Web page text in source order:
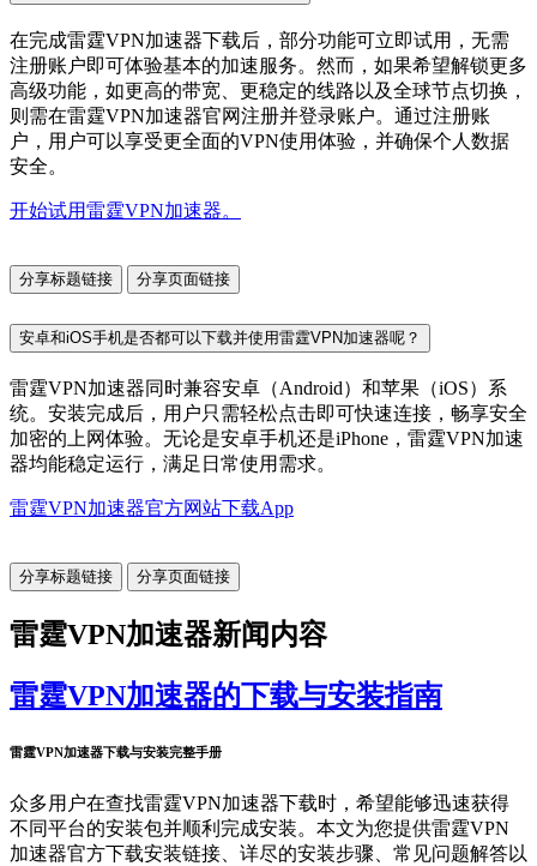
在完成雷霆VPN加速器下载后，部分功能可立即试用，无需
注册账户即可体验基本的加速服务。然而，如果希望解锁更多
高级功能，如更高的带宽、更稳定的线路以及全球节点切换，
则需在雷霆VPN加速器官网注册并登录账户。通过注册账
户，用户可以享受更全面的VPN使用体验，并确保个人数据
安全。
开始试用雷霆VPN加速器。
分享标题链接 分享页面链接
安卓和iOS手机是否都可以下载并使用雷霆VPN加速器呢？
雷霆VPN加速器同时兼容安卓（Android）和苹果（iOS）系
统。安装完成后，用户只需轻松点击即可快速连接，畅享安全
加密的上网体验。无论是安卓手机还是iPhone，雷霆VPN加速
器均能稳定运行，满足日常使用需求。
雷霆VPN加速器官方网站下载App
分享标题链接 分享页面链接
雷霆VPN加速器新闻内容
雷霆VPN加速器的下载与安装指南
雷霆VPN加速器下载与安装完整手册
众多用户在查找雷霆VPN加速器下载时，希望能够迅速获得
不同平台的安装包并顺利完成安装。本文为您提供雷霆VPN
加速器官方下载安装链接、详尽的安装步骤、常见问题解答以